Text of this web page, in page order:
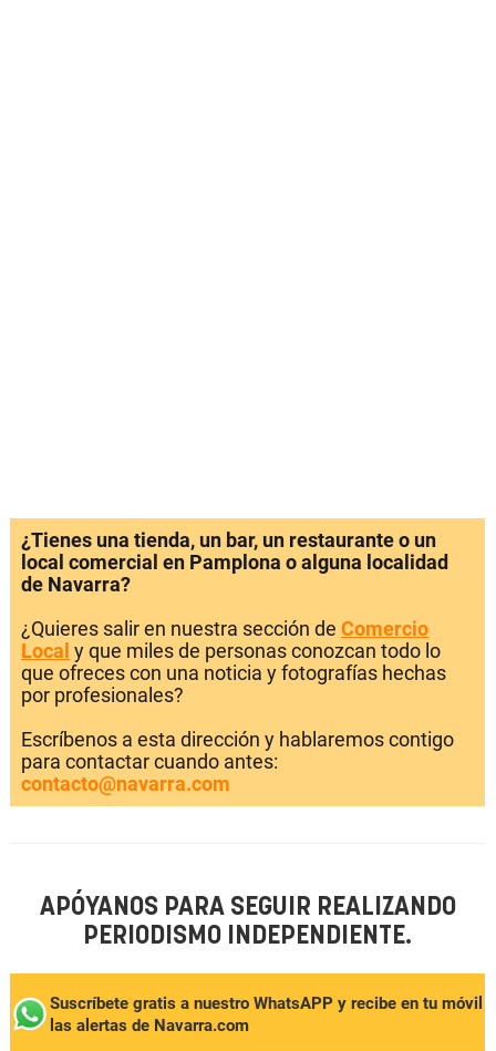
¿Tienes una tienda, un bar, un restaurante o un
local comercial en Pamplona o alguna localidad
de Navarra?
¿Quieres salir en nuestra sección de Comercio
Local y que miles de personas conozcan todo lo
que ofreces con una noticia y fotografías hechas
por profesionales?
Escríbenos a esta dirección y hablaremos contigo
para contactar cuando antes:
contacto@navarra.com
APÓYANOS PARA SEGUIR REALIZANDO
PERIODISMO INDEPENDIENTE.
Suscríbete gratis a nuestro WhatsAPP y recibe en tu móvil
las alertas de Navarra.com